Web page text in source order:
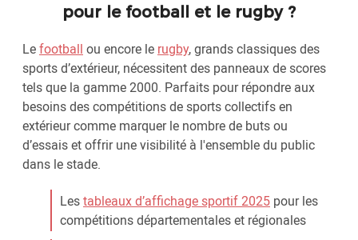
pour le football et le rugby ?
Lefootball ou encore le rugby, grands classiques des
sports d’extérieur, nécessitent des panneaux de scores
tels que la gamme 2000. Parfaits pour répondre aux
besoins des compétitions de sports collectifs en
extérieur comme marquer le nombre de buts ou
d’essais et offrir une visibilité à l'ensemble du public
dans le stade.
Lestableaux d’affichage sportif 2025 pour les
compétitions départementales et régionales